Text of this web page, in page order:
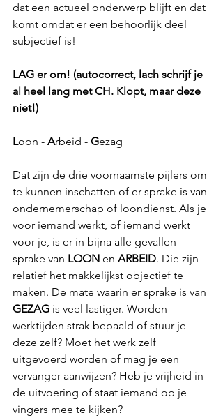
dat een actueel onderwerp blijft en dat
komt omdat er een behoorlijk deel
subjectief is!
LAG er om! (autocorrect, lach schrijf je
al heel lang met CH. Klopt, maar deze
niet!)
Loon - Arbeid - Gezag
Dat zijn de drie voornaamste pijlers om
te kunnen inschatten of er sprake is van
ondernemerschap of loondienst. Als je
voor iemand werkt, of iemand werkt
voor je, is er in bijna alle gevallen
sprake van LOON en ARBEID. Die zijn
relatief het makkelijkst objectief te
maken. De mate waarin er sprake is van
GEZAG is veel lastiger. Worden
werktijden strak bepaald of stuur je
deze zelf? Moet het werk zelf
uitgevoerd worden of mag je een
vervanger aanwijzen? Heb je vrijheid in
de uitvoering of staat iemand op je
vingers mee te kijken?